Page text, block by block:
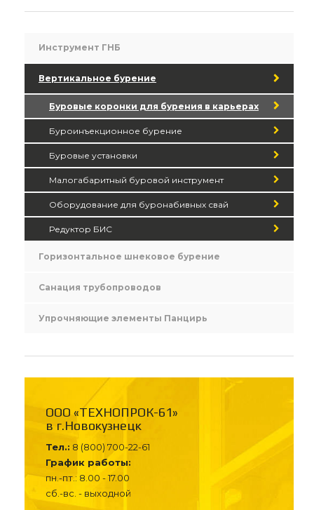
Инструмент ГНБ
Вертикальное бурение
Буровые коронки для бурения в карьерах
Буроинъекционное бурение
Буровые установки
Малогабаритный буровой инструмент
Оборудование для буронабивных свай
Редуктор БИС
Горизонтальное шнековое бурение
Санация трубопроводов
Упрочняющие элементы Панцирь
ООО «ТЕХНОПРОК-61»
в г.Новокузнецк
Тел.: 8 (800) 700-22-61
График работы:
пн.-пт.: 8.00 - 17.00
сб.-вс. - выходной